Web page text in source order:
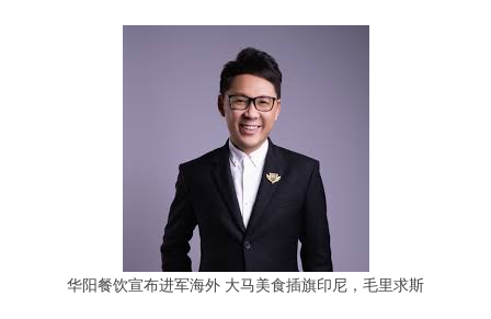
华阳餐饮宣布进军海外 大马美食插旗印尼，毛里求斯